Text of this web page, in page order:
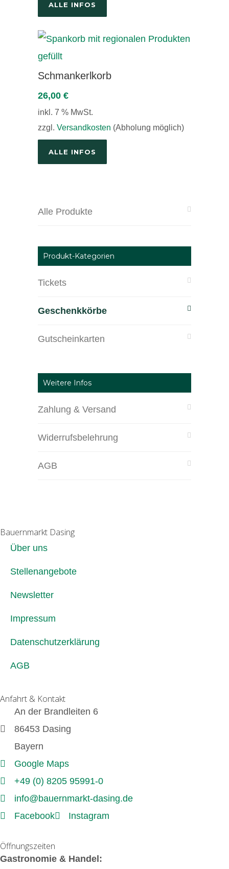
ALLE INFOS
Schmankerlkorb
26,00 €
inkl. 7 % MwSt.
zzgl. Versandkosten (Abholung möglich)
ALLE INFOS
Alle Produkte
Produkt-Kategorien
Tickets
Geschenkkörbe
Gutscheinkarten
Weitere Infos
Zahlung & Versand
Widerrufsbelehrung
AGB
Bauernmarkt Dasing
Über uns
Stellenangebote
Newsletter
Impressum
Datenschutzerklärung
AGB
Anfahrt & Kontakt
An der Brandleiten 6
86453 Dasing
Bayern
Google Maps
+49 (0) 8205 95991-0
info@bauernmarkt-dasing.de
Facebook
Instagram
Öffnungszeiten
Gastronomie & Handel: